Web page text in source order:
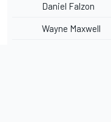
Daniel Falzon
Wayne Maxwell